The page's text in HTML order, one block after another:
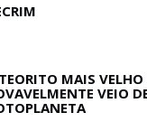
MAIS VELHO
VEIO